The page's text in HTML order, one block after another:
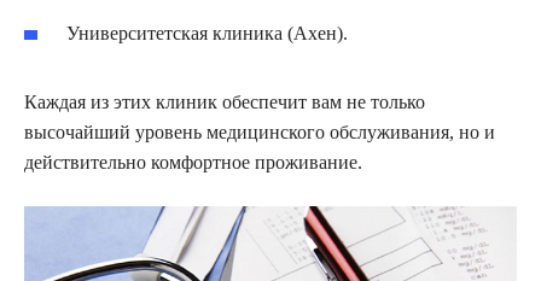
Университетская клиника (Ахен).
Каждая из этих клиник обеспечит вам не только
высочайший уровень медицинского обслуживания, но и
действительно комфортное проживание.